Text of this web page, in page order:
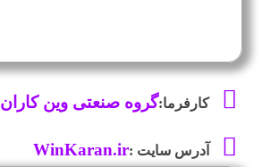
کارفرما:گروه صنعتی وین کاران
آدرس سایت :WinKaran.ir